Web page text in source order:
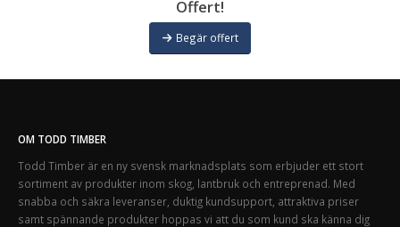
Offert!
Begär offert
OM TODD TIMBER
Todd Timber är en ny svensk marknadsplats som erbjuder ett stort
sortiment av produkter inom skog, lantbruk och entreprenad. Med
snabba och säkra leveranser, duktig kundsupport, attraktiva priser
samt spännande produkter hoppas vi att du som kund ska känna dig